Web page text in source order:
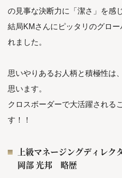
の見事な決断力に「潔さ」を感
結局KMさんにピッタリのグロ
れました。
思いやりあるお人柄と積極性は
思います。
クロスボーダーで大活躍される
す！！
上級マネージングディレク
岡部 光邦 略歴